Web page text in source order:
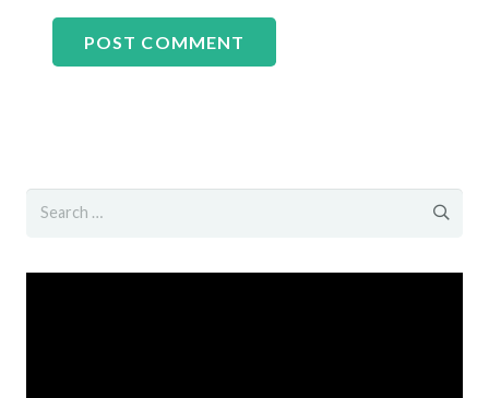
POST COMMENT
Search